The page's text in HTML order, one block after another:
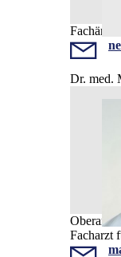
Fachärztin
Dr. med.
Oberarzt
Facharzt